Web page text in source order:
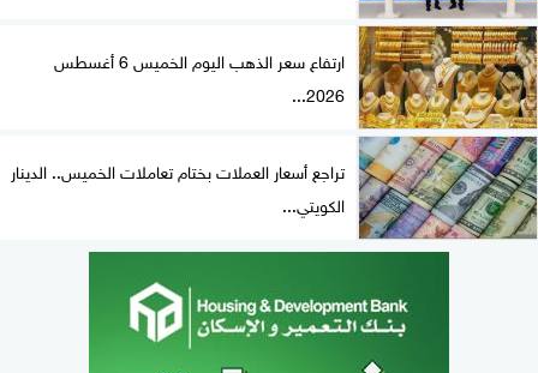
ارتفاع سعر الذهب اليوم الخميس 6 أغسطس
2026...
تراجع أسعار العملات بختام تعاملات الخميس.. الدينار
الكويتي...